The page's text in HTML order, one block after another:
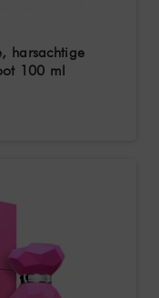
harsachtige
100 ml